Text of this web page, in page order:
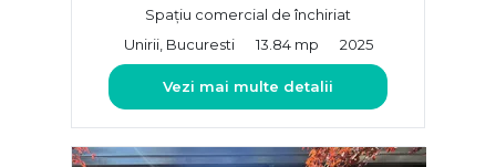
Spațiu comercial de închiriat
Unirii, Bucuresti
13.84 mp 2025
Vezi mai multe detalii